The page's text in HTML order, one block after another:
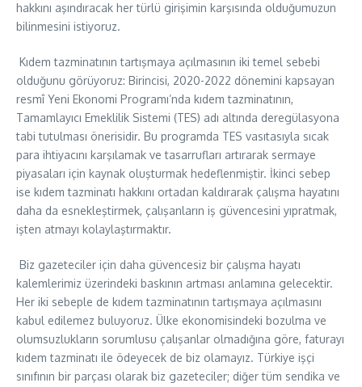
hakkını aşındıracak her türlü girişimin karşısında olduğumuzun
bilinmesini istiyoruz.
Kıdem tazminatının tartışmaya açılmasının iki temel sebebi
olduğunu görüyoruz: Birincisi, 2020-2022 dönemini kapsayan
resmî Yeni Ekonomi Programı’nda kıdem tazminatının,
Tamamlayıcı Emeklilik Sistemi (TES) adı altında deregülasyona
tabi tutulması önerisidir. Bu programda TES vasıtasıyla sıcak
para ihtiyacını karşılamak ve tasarrufları artırarak sermaye
piyasaları için kaynak oluşturmak hedeflenmiştir. İkinci sebep
ise kıdem tazminatı hakkını ortadan kaldırarak çalışma hayatını
daha da esnekleştirmek, çalışanların iş güvencesini yıpratmak,
işten atmayı kolaylaştırmaktır.
Biz gazeteciler için daha güvencesiz bir çalışma hayatı
kalemlerimiz üzerindeki baskının artması anlamına gelecektir.
Her iki sebeple de kıdem tazminatının tartışmaya açılmasını
kabul edilemez buluyoruz. Ülke ekonomisindeki bozulma ve
olumsuzlukların sorumlusu çalışanlar olmadığına göre, faturayı
kıdem tazminatı ile ödeyecek de biz olamayız. Türkiye işçi
sınıfının bir parçası olarak biz gazeteciler; diğer tüm sendika ve